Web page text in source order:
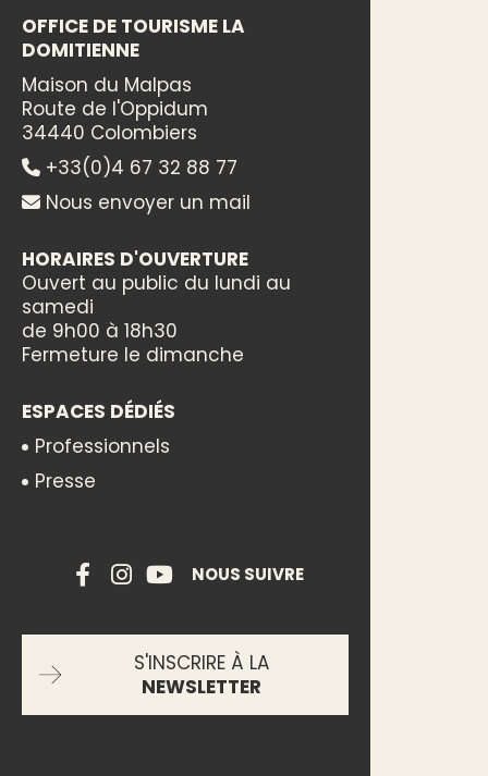
OFFICE DE TOURISME LA
DOMITIENNE
Maison du Malpas
Route de l'Oppidum
34440 Colombiers
+33(0)4 67 32 88 77
Nous envoyer un mail
HORAIRES D'OUVERTURE
Ouvert au public du lundi au
samedi
de 9h00 à 18h30
Fermeture le dimanche
ESPACES DÉDIÉS
Professionnels
Presse
NOUS SUIVRE
S'INSCRIRE À LA
NEWSLETTER